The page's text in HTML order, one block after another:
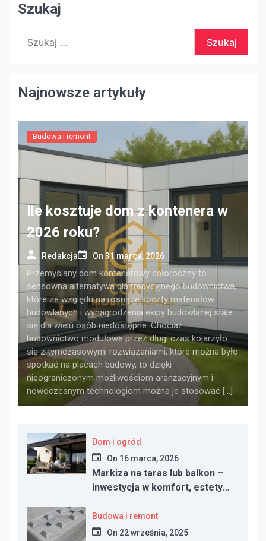
Szukaj
Najnowsze artykuły
Budowa i remont
Ile kosztuje dom z kontenera w
2026 roku?
Redakcja On 31 marca, 2026
Przemyślany dom kontenerowy całoroczny to
sensowna alternatywa dla tradycyjnego budownictwa,
które ze względu na rosnące koszty materiałów
budowlanych i wynagrodzenia ekipy budowlanej staje
się dla wielu osób niedostępne. Chociaż
budownictwo modułowe przez długi czas kojarzyło
się z tymczasowymi rozwiązaniami, które można było
spotkać na placach budowy, to dzięki
nieograniczonym możliwościom aranżacyjnym i
nowoczesnym technologiom można je stosować […]
Dom i ogród
On 16 marca, 2026
Markiza na taras lub balkon –
inwestycja w komfort, estetykę
i funkcjonalność przestrzeni
Budowa i remont
On 22 września, 2025